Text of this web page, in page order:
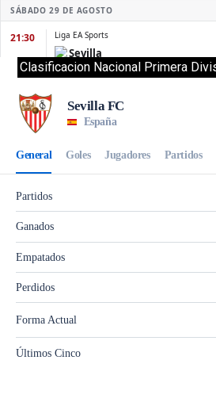
Clasificacion Nacional Primera